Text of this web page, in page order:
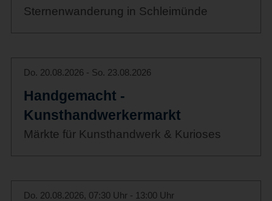
Sternenwanderung in Schleimünde
Do. 20.08.2026 - So. 23.08.2026
Handgemacht -
Kunsthandwerkermarkt
Märkte für Kunsthandwerk & Kurioses
Do. 20.08.2026, 07:30 Uhr - 13:00 Uhr